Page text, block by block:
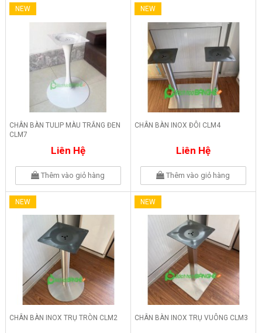
NEW
CHÂN BÀN TULIP MÀU TRẮNG ĐEN
CLM7
Liên Hệ
Thêm vào giỏ hàng
NEW
CHÂN BÀN INOX ĐÔI CLM4
Liên Hệ
Thêm vào giỏ hàng
NEW
CHÂN BÀN INOX TRỤ TRÒN CLM2
NEW
CHÂN BÀN INOX TRỤ VUÔNG CLM3